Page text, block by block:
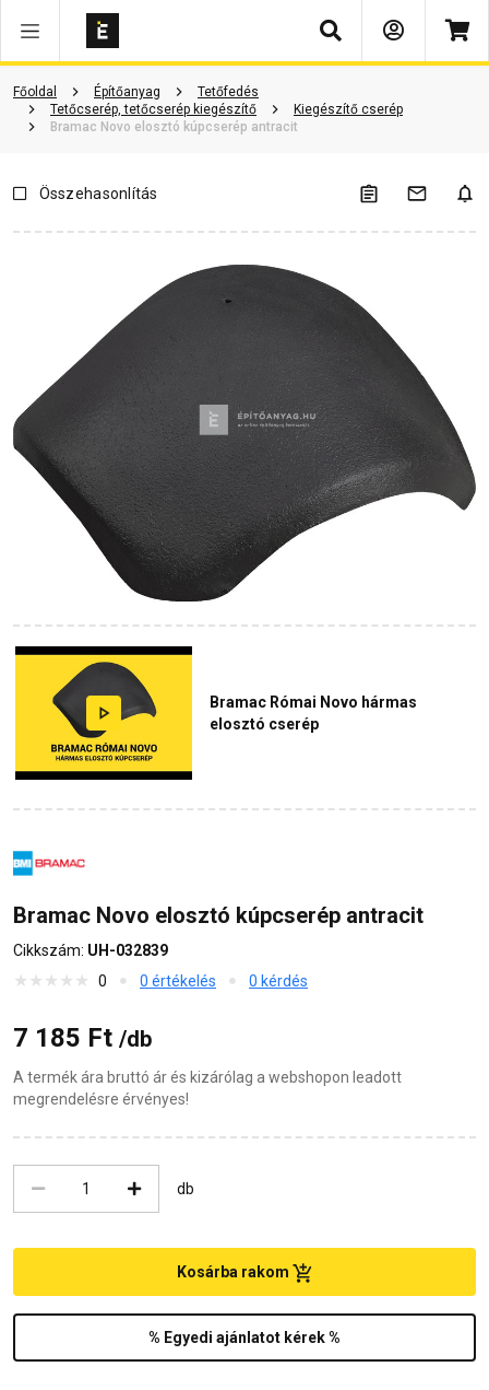
Keresés
Főoldal Építőanyag
Tetőfedés
Tetőcserép, tetőcserép kiegészítő
Kiegészítő cserép
Bramac Novo elosztó kúpcserép antracit
Dokumentumok Kérdések és válaszok
Bramac Római Novo hármas
elosztó cserép
Összehasonlítás
Bramac Novo elosztó kúpcserép antracit
Cikkszám: UH-032839
0
0 értékelés 0 kérdés
7 185 Ft /db
A termék ára bruttó ár és kizárólag a webshopon leadott
megrendelésre érvényes!
db
% Egyedi ajánlatot kérek %
Kosárba rakom